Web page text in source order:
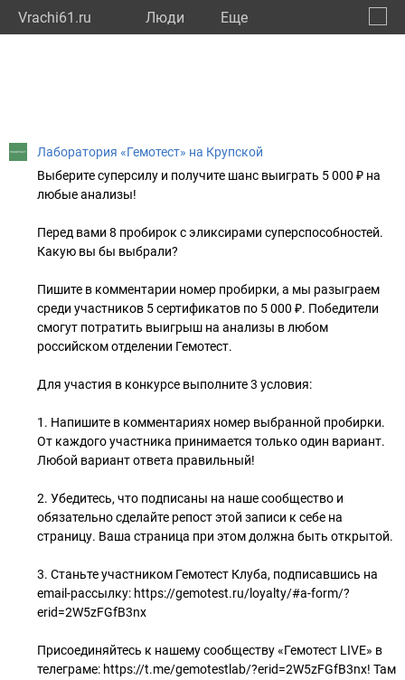
Vrachi61.ru Люди Eще
Лаборатория «Гемотест» на Крупской
Выберите суперсилу и получите шанс выиграть 5 000 ₽ на
любые анализы!
Перед вами 8 пробирок с эликсирами суперспособностей.
Какую вы бы выбрали?
Пишите в комментарии номер пробирки, а мы разыграем
среди участников 5 сертификатов по 5 000 ₽. Победители
смогут потратить выигрыш на анализы в любом
российском отделении Гемотест.
Для участия в конкурсе выполните 3 условия:
1. Напишите в комментариях номер выбранной пробирки.
От каждого участника принимается только один вариант.
Любой вариант ответа правильный!
2. Убедитесь, что подписаны на наше сообщество и
обязательно сделайте репост этой записи к себе на
страницу. Ваша страница при этом должна быть открытой.
3. Станьте участником Гемотест Клуба, подписавшись на
email-рассылку: https://gemotest.ru/loyalty/#a-form/?
erid=2W5zFGfB3nx
Присоединяйтесь к нашему сообществу «Гемотест LIVE» в
телеграме: https://t.me/gemotestlab/?erid=2W5zFGfB3nx! Там